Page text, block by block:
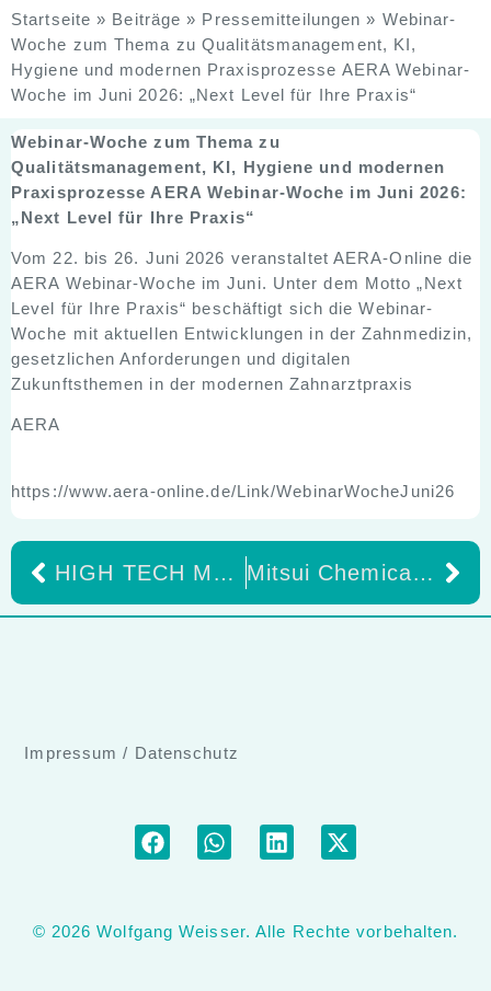
Startseite » Beiträge » Pressemitteilungen » Webinar-
Woche zum Thema zu Qualitätsmanagement, KI,
Hygiene und modernen Praxisprozesse AERA Webinar-
Woche im Juni 2026: „Next Level für Ihre Praxis“
Webinar-Woche zum Thema zu
Qualitätsmanagement, KI, Hygiene und modernen
Praxisprozesse AERA Webinar-Woche im Juni 2026:
„Next Level für Ihre Praxis“
Vom 22. bis 26. Juni 2026 veranstaltet AERA-Online die
AERA Webinar-Woche im Juni. Unter dem Motto „Next
Level für Ihre Praxis“ beschäftigt sich die Webinar-
Woche mit aktuellen Entwicklungen in der Zahnmedizin,
gesetzlichen Anforderungen und digitalen
Zukunftsthemen in der modernen Zahnarztpraxis
AERA
https://www.aera-online.de/Link/WebinarWocheJuni26
HIGH TECH MADE IN GERMANY Von Rosdorf in die Dentalwelt. Teil 1 Mitsui Chemicals gibt geplante Übernahme von Ultradent bekannt
Impressum / Datenschutz
© 2026 Wolfgang Weisser. Alle Rechte vorbehalten.